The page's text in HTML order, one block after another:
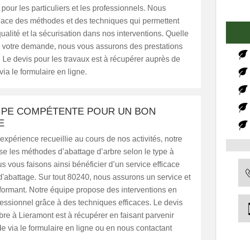
pour les particuliers et les professionnels. Nous
des méthodes et des techniques qui permettent
et la sécurisation dans nos interventions. Quelle
demande, nous vous assurons des prestations
Le devis pour les travaux est à récupérer auprès de
le formulaire en ligne.
COMPÉTENTE POUR UN BON
recueillie au cours de nos activités, notre
les méthodes d’abattage d’arbre selon le type à
vous faisons ainsi bénéficier d’un service efficace
Sur tout 80240, nous assurons un service et
Notre équipe propose des interventions en
grâce à des techniques efficaces. Le devis
à Lieramont est à récupérer en faisant parvenir
via le formulaire en ligne ou en nous contactant